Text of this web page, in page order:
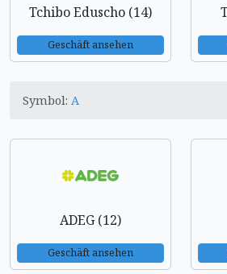
Tchibo Eduscho (14)
Geschäft ansehen
Symbol: A
ADEG (12)
Geschäft ansehen